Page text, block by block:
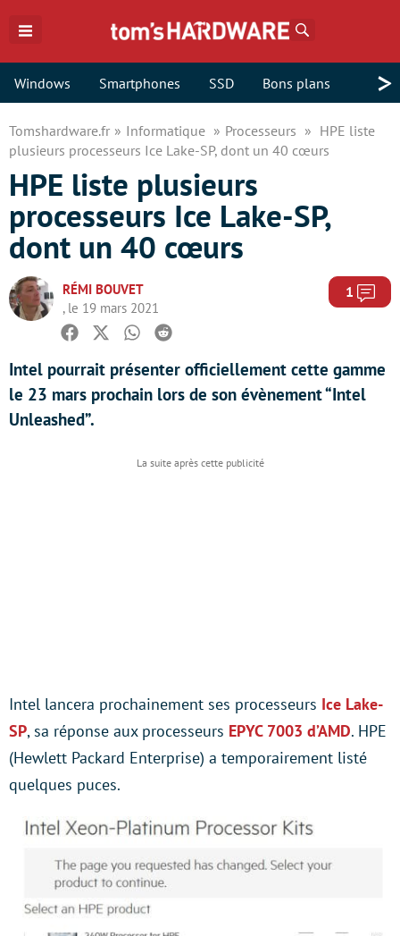
Windows Smartphones SSD Bons plans >
Tomshardware.fr Informatique Processeurs
HPE liste
plusieurs processeurs Ice Lake-SP, dont un 40 cœurs
HPE liste plusieurs
processeurs Ice Lake-SP,
dont un 40 cœurs
RÉMI BOUVET
, le 19 mars 2021
1
Facebook
TwitterWhatsapp
Reddit
Intel pourrait présenter officiellement cette gamme
le 23 mars prochain lors de son évènement “Intel
Unleashed”.
Intel lancera prochainement ses processeurs Ice Lake-
SP, sa réponse aux processeurs EPYC 7003 d’AMD. HPE
(Hewlett Packard Enterprise) a temporairement listé
quelques puces.